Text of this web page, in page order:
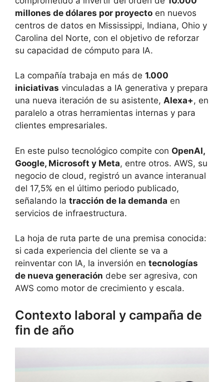
millones de dólares por proyecto en nuevos
centros de datos en Mississippi, Indiana, Ohio y
Carolina del Norte, con el objetivo de reforzar
su capacidad de cómputo para IA.
La compañía trabaja en más de 1.000
iniciativas vinculadas a IA generativa y prepara
una nueva iteración de su asistente, Alexa+, en
paralelo a otras herramientas internas y para
clientes empresariales.
En este pulso tecnológico compite con OpenAI,
Google, Microsoft y Meta, entre otros. AWS, su
negocio de cloud, registró un avance interanual
del 17,5% en el último periodo publicado,
señalando la tracción de la demanda en
servicios de infraestructura.
La hoja de ruta parte de una premisa conocida:
si cada experiencia del cliente se va a
reinventar con IA, la inversión en tecnologías
de nueva generación debe ser agresiva, con
AWS como motor de crecimiento y escala.
Contexto laboral y campaña de
fin de año